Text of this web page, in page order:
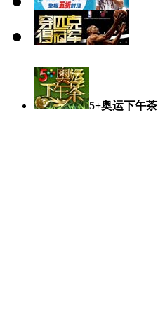
5+奥运下午茶